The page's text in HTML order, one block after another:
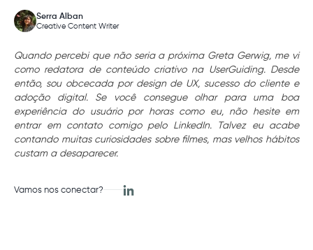
Serra Alban
Creative Content Writer
Quando percebi que não seria a próxima Greta Gerwig, me vi
como redatora de conteúdo criativo na UserGuiding. Desde
então, sou obcecada por design de UX, sucesso do cliente e
adoção digital. Se você consegue olhar para uma boa
experiência do usuário por horas como eu, não hesite em
entrar em contato comigo pelo LinkedIn. Talvez eu acabe
contando muitas curiosidades sobre filmes, mas velhos hábitos
custam a desaparecer.
Vamos nos conectar?